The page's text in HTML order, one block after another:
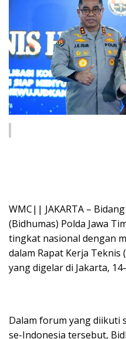
WMC|| JAKARTA –
(Bidhumas) Polda Jawa
tingkat nasional dengan
dalam Rapat Kerja Teknis
yang digelar di Jakarta,
Dalam forum yang diikuti
se-Indonesia tersebut,